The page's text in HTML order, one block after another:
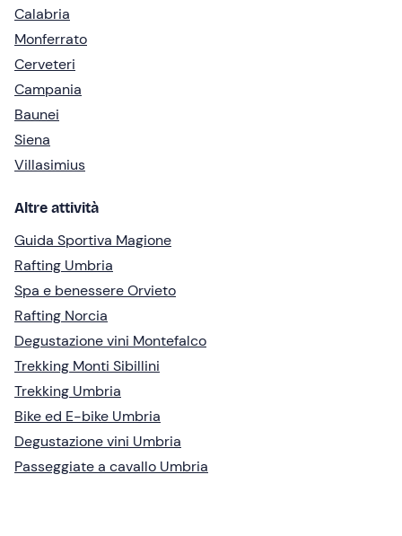
Calabria
Monferrato
Cerveteri
Campania
Baunei
Siena
Villasimius
Altre attività
Guida Sportiva Magione
Rafting Umbria
Spa e benessere Orvieto
Rafting Norcia
Degustazione vini Montefalco
Trekking Monti Sibillini
Trekking Umbria
Bike ed E-bike Umbria
Degustazione vini Umbria
Passeggiate a cavallo Umbria